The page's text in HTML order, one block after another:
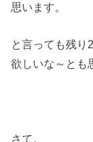
思います。
と言っても残り
欲しいな～とも
さて。